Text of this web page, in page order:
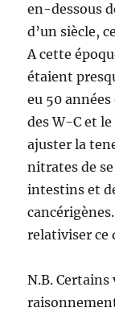
en-dessous
d’un siècle,
A cette
étaient
eu 50
des W-C et
ajuster la
nitrates de
intestins et
relativiser ce
N.B.